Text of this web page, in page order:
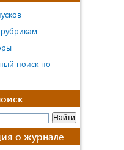
поиск по
о журнале